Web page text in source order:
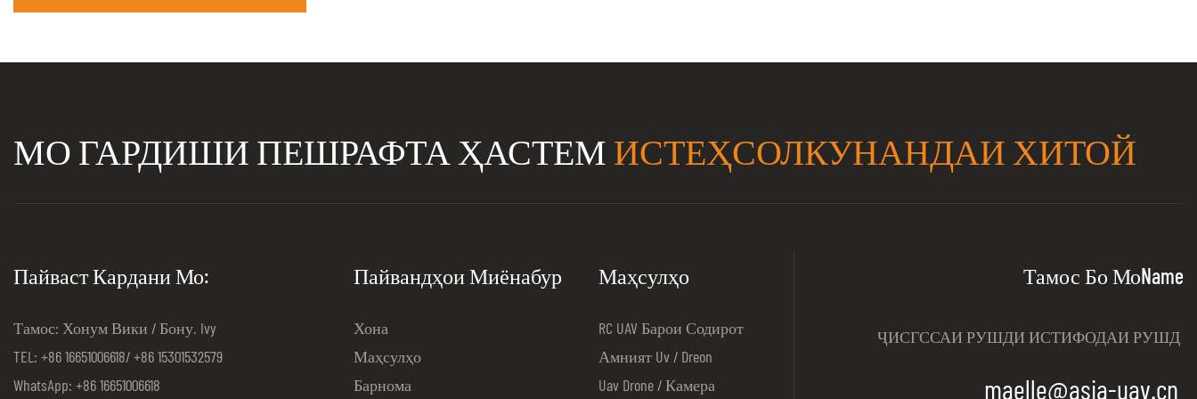
МО ГАРДИШИ ПЕШРАФТА ҲАСТЕМ ИСТЕҲСОЛКУНАНДАИ ХИТОЙ
Пайваст Кардани Мо:
Тамос: Хонум Вики / Бону. Ivy
TEL: +86 16651006618/ +86 15301532579
WhatsApp: +86 16651006618
Пайвандҳои Миёнабур
Хона
Маҳсулҳо
Барнома
Маҳсулҳо
RC UAV Барои Содирот
Амният Uv / Dreon
Uav Drone / Камера
Тамос Бо МоName
ҶИСГССАИ РУШДИ ИСТИФОДАИ РУШД
maelle@asia-uav.cn